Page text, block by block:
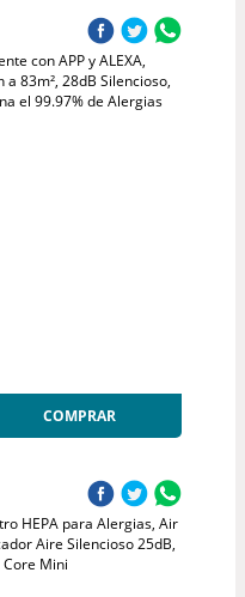
con APP y ALEXA,
83m², 28dB Silencioso,
el 99.97% de Alergias
COMPRAR
HEPA para Alergias, Air
Aire Silencioso 25dB,
Core Mini